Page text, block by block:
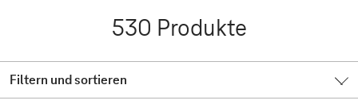
530 Produkte
Filtern und sortieren